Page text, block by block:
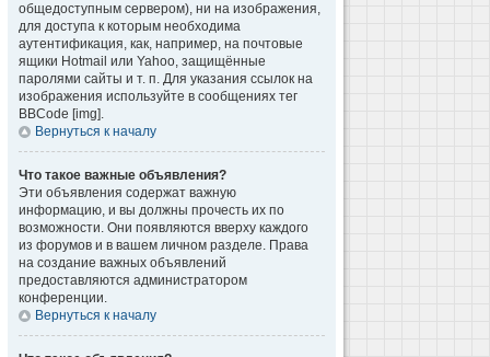
общедоступным сервером), ни на изображения,
для доступа к которым необходима
аутентификация, как, например, на почтовые
ящики Hotmail или Yahoo, защищённые
паролями сайты и т. п. Для указания ссылок на
изображения используйте в сообщениях тег
BBCode [img].
Вернуться к началу
Что такое важные объявления?
Эти объявления содержат важную
информацию, и вы должны прочесть их по
возможности. Они появляются вверху каждого
из форумов и в вашем личном разделе. Права
на создание важных объявлений
предоставляются администратором
конференции.
Вернуться к началу